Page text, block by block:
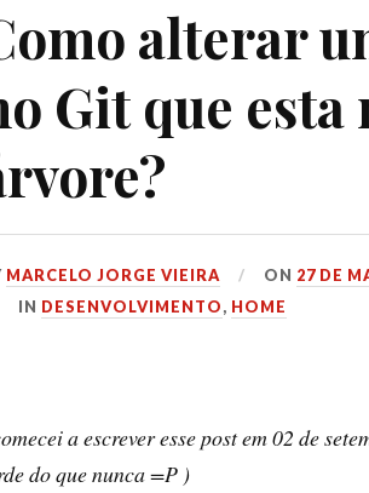
alterar
Git que esta
MARCELO JORGE VIEIRA ON 27 DE
IN DESENVOLVIMENTO, HOME
a escrever esse post em 02 de
do que nunca =P )